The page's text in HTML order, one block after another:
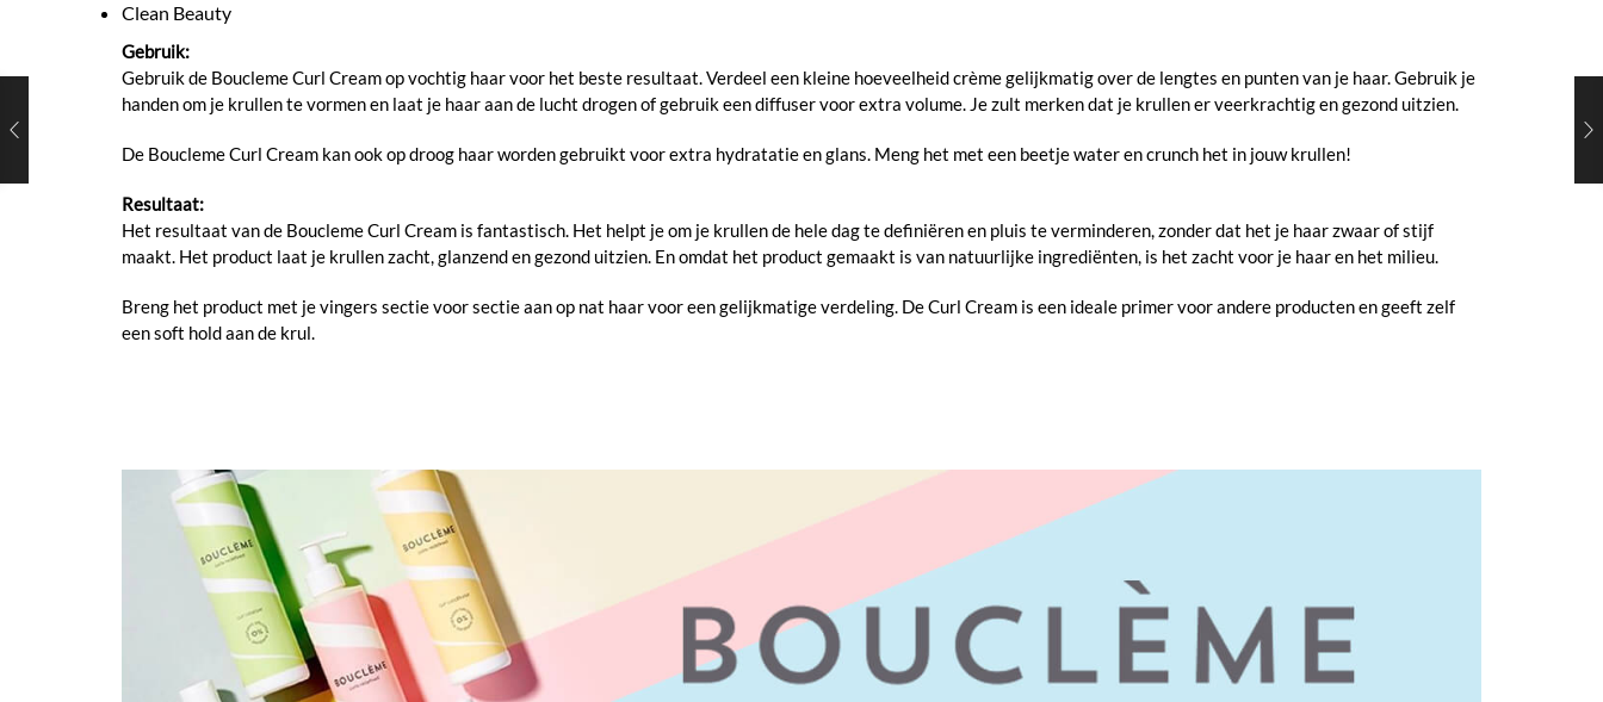
Clean Beauty
Gebruik:
Gebruik de Boucleme Curl Cream op vochtig haar voor het beste resultaat. Verdeel een kleine hoeveelheid crème gelijkmatig over de lengtes en punten van je haar. Gebruik je
handen om je krullen te vormen en laat je haar aan de lucht drogen of gebruik een diffuser voor extra volume. Je zult merken dat je krullen er veerkrachtig en gezond uitzien.
De Boucleme Curl Cream kan ook op droog haar worden gebruikt voor extra hydratatie en glans. Meng het met een beetje water en crunch het in jouw krullen!
Resultaat:
Het resultaat van de Boucleme Curl Cream is fantastisch. Het helpt je om je krullen de hele dag te definiëren en pluis te verminderen, zonder dat het je haar zwaar of stijf
maakt. Het product laat je krullen zacht, glanzend en gezond uitzien. En omdat het product gemaakt is van natuurlijke ingrediënten, is het zacht voor je haar en het milieu.
Breng het product met je vingers sectie voor sectie aan op nat haar voor een gelijkmatige verdeling. De Curl Cream is een ideale primer voor andere producten en geeft zelf
een soft hold aan de krul.